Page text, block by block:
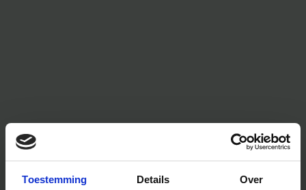
Toestemming Details Over